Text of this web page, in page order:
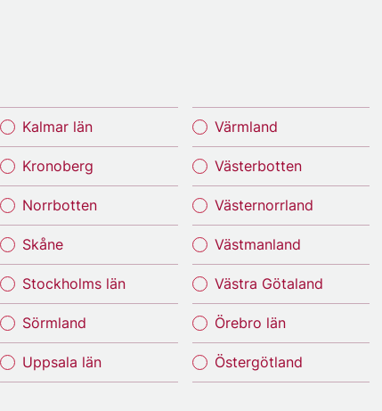
Kalmar län
Kronoberg
Norrbotten
Skåne
Stockholms län
Sörmland
Uppsala län
Värmland
Västerbotten
Västernorrland
Västmanland
Västra Götaland
Örebro län
Östergötland